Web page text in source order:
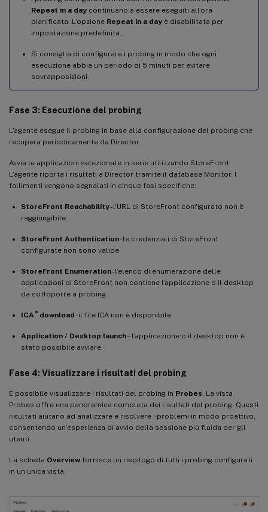
Repeat in a day continuano a essere eseguiti all’ora
pianificata. L’opzione Repeat in a day è disabilitata per
impostazione predefinita.
Si consiglia di configurare i probing in modo che ogni
esecuzione abbia un periodo di 5 minuti per evitare
sovrapposizioni.
Fase 3: Esecuzione del probing
L’agente esegue il probing in base alla configurazione del probing che
recupera periodicamente da Director.
Avvia le applicazioni selezionate in serie utilizzando StoreFront.
L’agente riporta i risultati a Director tramite il database Monitor. I
fallimenti vengono segnalati in cinque fasi specifiche:
StoreFront Reachability- l’URL di StoreFront configurato non è
raggiungibile.
StoreFront Authentication- le credenziali di StoreFront
configurate non sono valide.
StoreFront Enumeration- l’elenco di enumerazione delle
applicazioni di StoreFront non contiene l’applicazione o il desktop
da sottoporre a probing.
ICA ®download- il file ICA non è disponibile.
Application / Desktop launch– l’applicazione o il desktop non è
stato possibile avviare.
Fase 4: Visualizzare i risultati del probing
È possibile visualizzare i risultati del probing in Probes. La vista
Probes offre una panoramica completa dei risultati del probing. Questi
risultati aiutano ad analizzare e risolvere i problemi in modo proattivo,
consentendo un’esperienza di avvio della sessione più fluida per gli
utenti.
La scheda Overview fornisce un riepilogo di tutti i probing configurati
in un’unica vista.